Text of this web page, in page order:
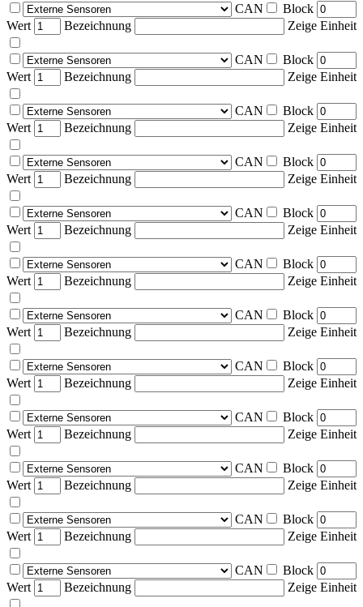
CAN
Block
Wert
Bezeichnung Zeige Einheit
CAN
Block
Wert
Bezeichnung Zeige Einheit
CAN
Block
Wert
Bezeichnung Zeige Einheit
CAN
Block
Wert
Bezeichnung Zeige Einheit
CAN
Block
Wert
Bezeichnung Zeige Einheit
CAN
Block
Wert
Bezeichnung Zeige Einheit
CAN
Block
Wert
Bezeichnung Zeige Einheit
CAN
Block
Wert
Bezeichnung Zeige Einheit
CAN
Block
Wert
Bezeichnung Zeige Einheit
CAN
Block
Wert
Bezeichnung Zeige Einheit
CAN
Block
Wert
Bezeichnung Zeige Einheit
CAN
Block
Wert
Bezeichnung Zeige Einheit